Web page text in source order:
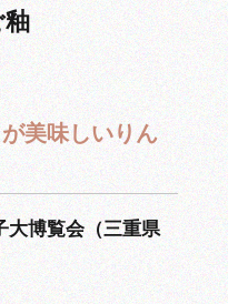
美味しいりん
大博覧会（三重県